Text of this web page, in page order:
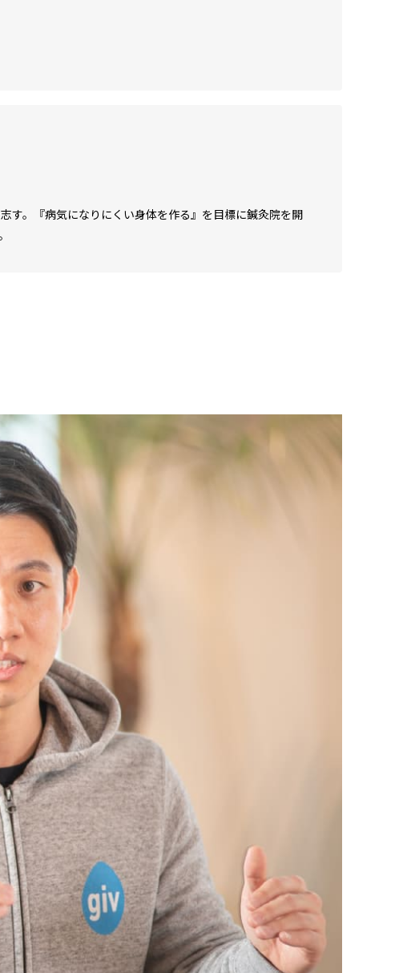
す。『病気になりにくい身体を作る』を目標に鍼灸院を開